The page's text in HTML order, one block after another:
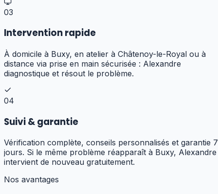
03
Intervention rapide
À domicile à Buxy, en atelier à Châtenoy-le-Royal ou à
distance via prise en main sécurisée : Alexandre
diagnostique et résout le problème.
04
Suivi & garantie
Vérification complète, conseils personnalisés et garantie 7
jours. Si le même problème réapparaît à Buxy, Alexandre
intervient de nouveau gratuitement.
Nos avantages